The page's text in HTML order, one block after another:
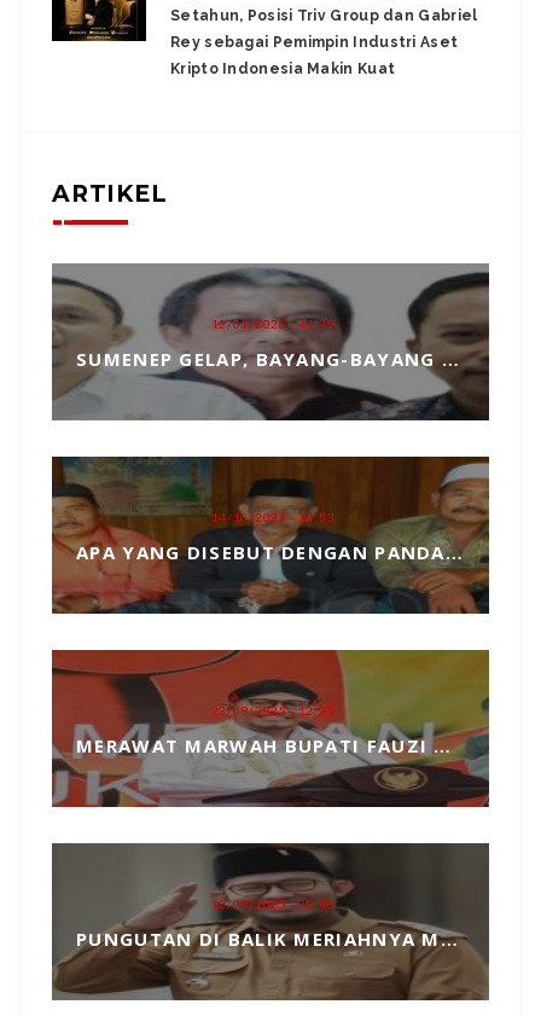
Setahun, Posisi Triv Group dan Gabriel
Rey sebagai Pemimpin Industri Aset
Kripto Indonesia Makin Kuat
ARTIKEL
12/01/2026 - 14:39
SUMENEP GELAP, BAYANG-BAYANG MATAHARI KEMBAR HANTUI PENGANGKATAN SEKDA
14/10/2025 - 14:53
APA YANG DISEBUT DENGAN PANDANGAN DUNIA, MARI KITA ULAS SECARA SEDERHANA
23/09/2025 - 12:25
MERAWAT MARWAH BUPATI FAUZI DARI TANGAN JAHIL PENYELENGGARA EVENT MCF 2025
12/09/2025 - 08:46
PUNGUTAN DI BALIK MERIAHNYA MADURA CULTURE FESTIVAL 2025 RP739 JUTA DAN PENGKHIANATAN TERHADAP BUPATI FAUZI